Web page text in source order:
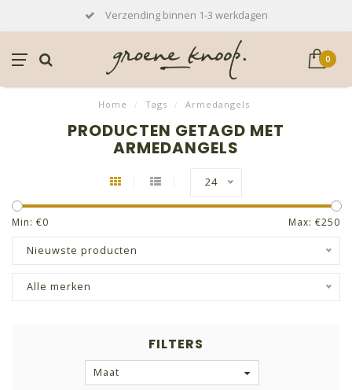
Verzending binnen 1-3 werkdagen
0
Home / Tags / Armedangels
PRODUCTEN GETAGD MET
ARMEDANGELS
24
Min: €0 Max: €250
Nieuwste producten
Alle merken
FILTERS
Maat